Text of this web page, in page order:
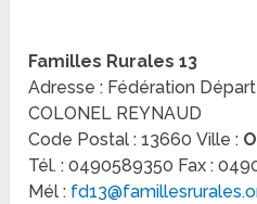
Familles Rurales 13
Adresse : Fédération
COLONEL REYNAUD
Code Postal : 13660 Ville :
Tél. : 0490589350 Fax :
Mél :